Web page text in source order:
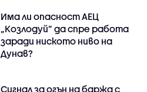
Има ли опасност АЕЦ
„Козлодуй” да спре работа
заради ниското ниво на
Дунав?
Сигнал за огън на баржа с